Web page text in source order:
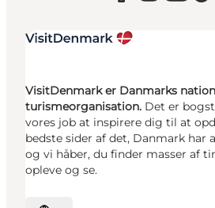
VisitDenmark er Danmarks
turismeorganisation. Det er
vores job at inspirere dig til at
bedste sider af det, Danmark har
og vi håber, du finder masser af
opleve og se.